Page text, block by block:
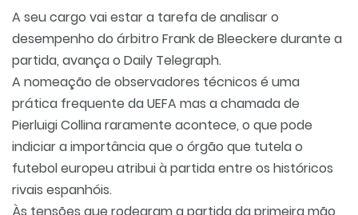
A seu cargo vai estar a tarefa de analisar o
desempenho do árbitro Frank de Bleeckere durante a
partida, avança o Daily Telegraph.
A nomeação de observadores técnicos é uma
prática frequente da UEFA mas a chamada de
Pierluigi Collina raramente acontece, o que pode
indiciar a importância que o órgão que tutela o
futebol europeu atribui à partida entre os históricos
rivais espanhóis.